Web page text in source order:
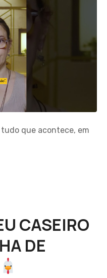
que acontece, em
CASEIRO
DE